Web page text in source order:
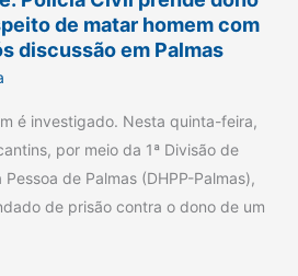
de matar homem com
discussão em Palmas
é investigado. Nesta quinta-feira,
por meio da 1ª Divisão de
de Palmas (DHPP-Palmas),
de prisão contra o dono de um